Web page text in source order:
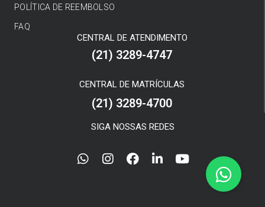
POLÍTICA DE REEMBOLSO
FAQ
CENTRAL DE ATENDIMENTO
(21) 3289-4747
CENTRAL DE MATRÍCULAS
(21) 3289-4700
SIGA NOSSAS REDES